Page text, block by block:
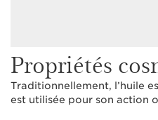
Propriétés
Traditionnellement, l’huile
est utilisée pour son action